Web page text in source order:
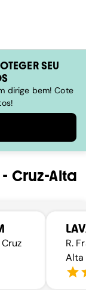
SEU
dirige bem! Cote
- Cruz-Alta
R.
Alta